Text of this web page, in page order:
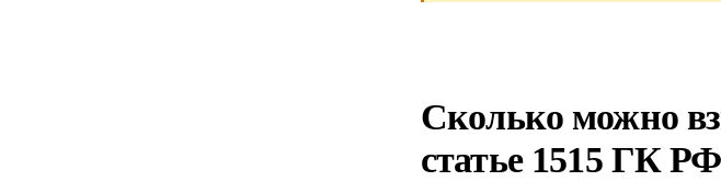
Сколько можно
статье 1515 ГК РФ